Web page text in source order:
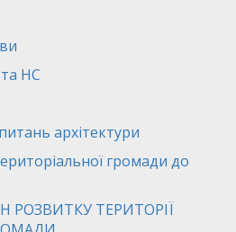
НС
архітектури
громади до
ТЕРИТОРІЇ